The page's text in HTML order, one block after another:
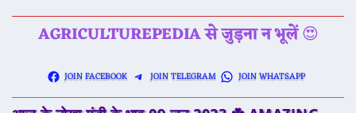
AGRICULTUREPEDIA से जुड़ना न भूलें😍
JOIN FACEBOOK JOIN TELEGRAM JOIN WHATSAPP